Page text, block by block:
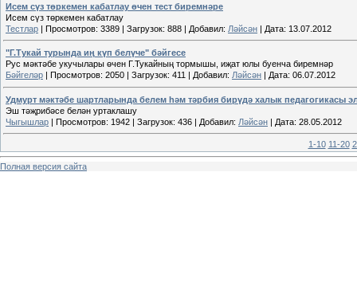
Исем сүз төркемен кабатлау өчен тест биремнәре
Исем сүз төркемен кабатлау
Тестлар | Просмотров: 3389 | Загрузок: 888 | Добавил: Ләйсән | Дата: 13.07.2012
"Г.Тукай турында иң күп белүче" бәйгесе
Рус мәктәбе укучылары өчен Г.Тукайның тормышы, иҗат юлы буенча биремнәр
Бәйгеләр | Просмотров: 2050 | Загрузок: 411 | Добавил: Ләйсән | Дата: 06.07.2012
Удмурт мәктәбе шартларында белем һәм тәрбия бирүдә халык педагогикасы
Эш тәҗрибәсе белән уртаклашу
Чыгышлар | Просмотров: 1942 | Загрузок: 436 | Добавил: Ләйсән | Дата: 28.05.2012
1-10 11-20
Полная версия сайта